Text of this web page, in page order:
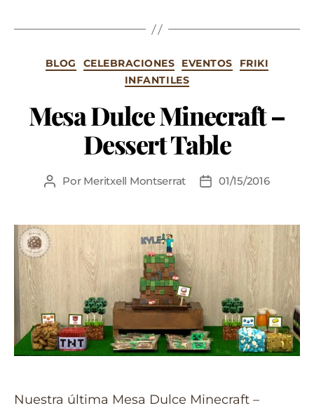
BLOG CELEBRACIONES EVENTOS
FRIKI
INFANTILES
Mesa Dulce Minecraft –
Dessert Table
Por Meritxell Montserrat 01/15/2016
Nuestra última Mesa Dulce Minecraft –